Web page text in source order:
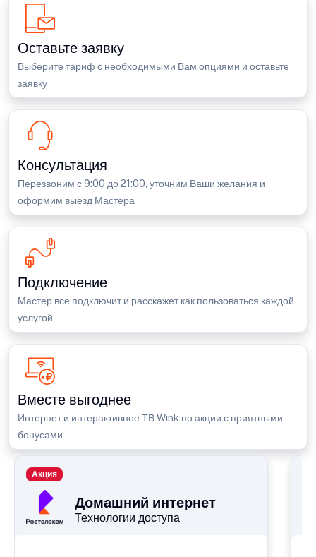
Оставьте заявку
Выберите тариф с необходимыми Вам опциями и оставьте
заявку
Консультация
Перезвоним с 9:00 до 21:00, уточним Ваши желания и
оформим выезд Мастера
Подключение
Мастер все подключит и расскажет как пользоваться каждой
услугой
Вместе выгоднее
Интернет и интерактивное ТВ Wink по акции с приятными
бонусами
Домашний интернет
Технологии доступа
Акция